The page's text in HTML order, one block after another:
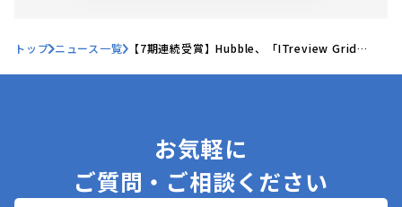
トップ ニュース一覧 【7期連続受賞】Hubble、「ITreview Grid
お気軽に
ご質問・ご相談ください